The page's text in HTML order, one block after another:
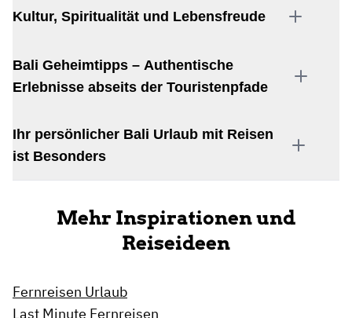
Kultur, Spiritualität und Lebensfreude
Bali Geheimtipps – Authentische
Erlebnisse abseits der Touristenpfade
Ihr persönlicher Bali Urlaub mit Reisen
ist Besonders
Mehr Inspirationen und
Reiseideen
Fernreisen Urlaub
Last Minute Fernreisen